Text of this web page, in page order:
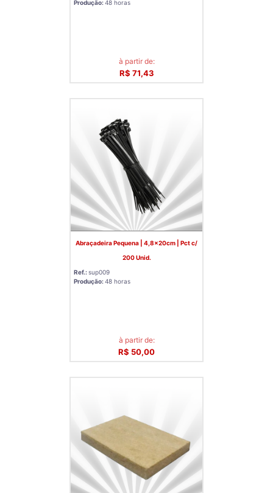
Produção:48 horas
à partir de:
R$ 71,43
Abraçadeira Pequena | 4,8x20cm | Pct c/
200 Unid.
Ref.:sup009
Produção:48 horas
à partir de:
R$ 50,00